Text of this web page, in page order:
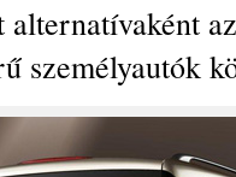
személyautók